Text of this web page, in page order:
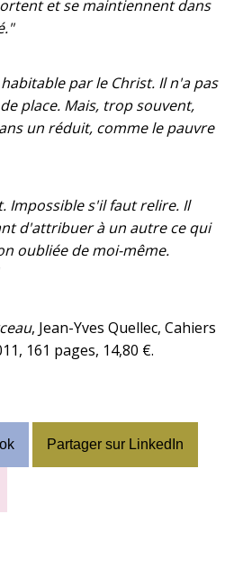
et se maintiennent dans
par le Christ. Il n'a pas
place. Mais, trop souvent,
un réduit, comme le pauvre
Impossible s'il faut relire. Il
d'attribuer à un autre ce qui
oubliée de moi-même.
, Jean-Yves Quellec, Cahiers
161 pages, 14,80 €.
Partager sur LinkedIn